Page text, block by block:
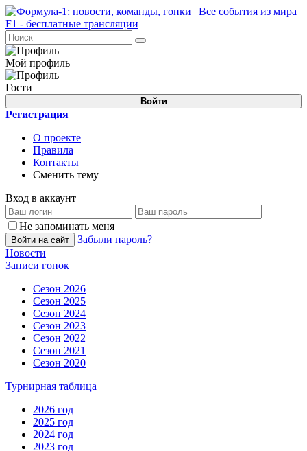
Мой профиль
Гости
Войти
Регистрация
О проекте
Правила
Контакты
Сменить тему
Вход в аккаунт
Не запоминать меня
Войти на сайт
Забыли пароль?
Новости
Записи гонок
Сезон 2026
Сезон 2025
Сезон 2024
Сезон 2023
Сезон 2022
Сезон 2021
Сезон 2020
Турнирная таблица
2026 год
2025 год
2024 год
2023 год